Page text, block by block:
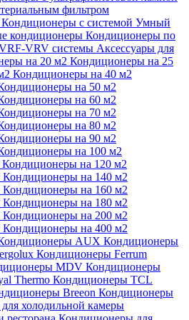
фильтром
Кондиционеры с системой Умный
кондиционеры Кондиционеры по
VRV системы Аксессуары для
на 20 м2 Кондиционеры на 25
Кондиционеры на 40 м2
на 50 м2
на 60 м2
на 70 м2
на 80 м2
на 90 м2
на 100 м2
Кондиционеры на 120 м2
Кондиционеры на 140 м2
Кондиционеры на 160 м2
Кондиционеры на 180 м2
Кондиционеры на 200 м2
Кондиционеры на 400 м2
AUX Кондиционеры
Кондиционеры Ferrum
MDV Кондиционеры
Thermo Кондиционеры TCL
Breeon Кондиционеры
холодильной камеры